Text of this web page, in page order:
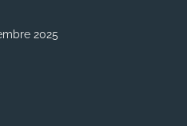
2025